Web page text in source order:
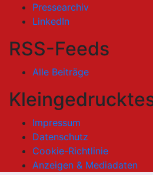
Pressearchiv
LinkedIn
RSS-Feeds
Alle Beiträge
Impressum
Datenschutz
Cookie-Richtlinie
Anzeigen & Mediadaten